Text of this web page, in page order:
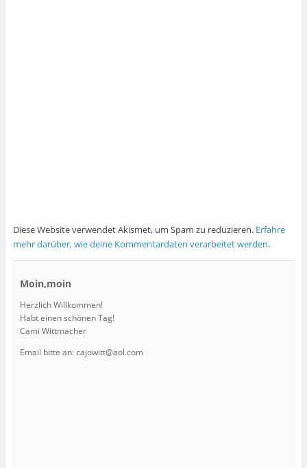
Diese Website verwendet Akismet, um Spam zu reduzieren. Erfahre
mehr darüber, wie deine Kommentardaten verarbeitet werden.
Moin,moin
Herzlich Willkommen!
Habt einen schönen Tag!
Cami Wittmacher
Email bitte an: cajowitt@aol.com